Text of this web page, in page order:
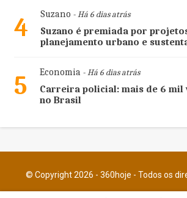
4 Suzano - Há 6 dias atrás
Suzano é premiada por
planejamento urbano e
5 Economia- Há 6 dias atrás
Carreira policial: mais de 6 mil
no Brasil
© Copyright 2026 - 360hoje - Todos os